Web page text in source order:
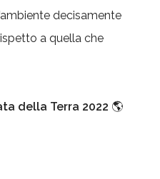
decisamente
a quella che
della Terra 2022 🌎